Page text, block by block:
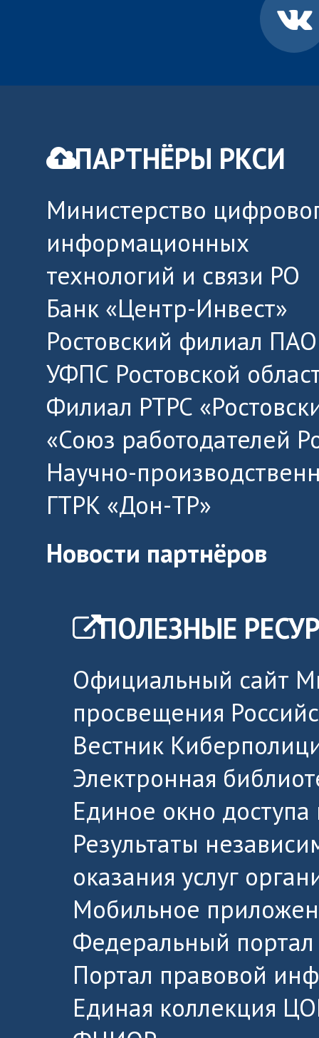
ПАРТНЁРЫ РКСИ
Министерство
информационных
технологий и связи РО
Банк «Центр-Инвест»
Ростовский филиал
УФПС Ростовской
Филиал РТРС
«Союз работодателей
Научно-
ГТРК «Дон-ТР»
Новости партнёров
ПОЛЕЗНЫЕ
Официальный сайт
просвещения
Вестник
Электронная
Единое окно
Результаты
оказания услуг
Мобильное
Федеральный портал
Портал правовой
Единая коллекция